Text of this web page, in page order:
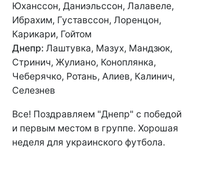
Юханссон, Даниэльссон, Лалавеле,
Ибрахим, Густавссон, Лоренцон,
Карикари, Гойтом
Днепр: Лаштувка, Мазух, Мандзюк,
Стринич, Жулиано, Коноплянка,
Чеберячко, Ротань, Алиев, Калинич,
Селезнев
Все! Поздравляем "Днепр" с победой
и первым местом в группе. Хорошая
неделя для украинского футбола.